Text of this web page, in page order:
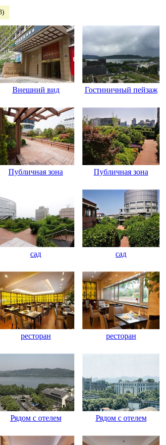
Внешний вид Гостиничный пейзаж
Публичная зона Публичная зона
сад сад
ресторан ресторан
Рядом с отелем Рядом с отелем